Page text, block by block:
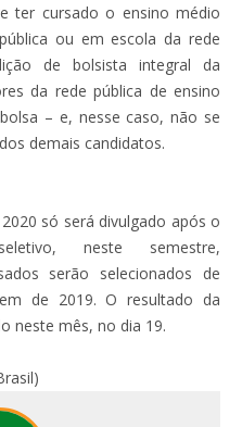
ter cursado o ensino médio
ou em escola da rede
de bolsista integral da
da rede pública de ensino
– e, nesse caso, não se
demais candidatos.
só será divulgado após o
neste semestre,
serão selecionados de
de 2019. O resultado da
neste mês, no dia 19.